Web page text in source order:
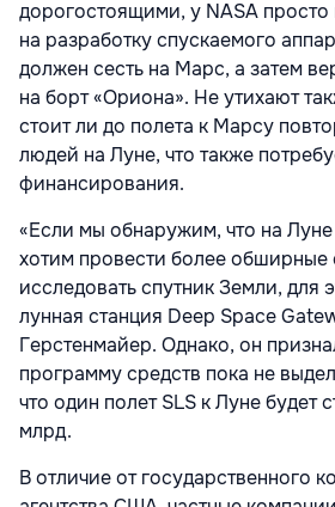
дорогостоящими, у NASA просто
на разработку спускаемого
должен сесть на Марс, а затем
на борт «Ориона». Не утихают
стоит ли до полета к Марсу
людей на Луне, что также
финансирования.
«Если мы обнаружим, что на
хотим провести более обширные
исследовать спутник Земли, для
лунная станция Deep Space
Герстенмайер. Однако, он
программу средств пока не
что один полет SLS к Луне будет
млрд.
В отличие от государственного